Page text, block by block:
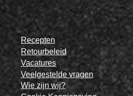
Recepten
Retourbeleid
Vacatures
Veelgestelde vragen
Wie zijn wij?